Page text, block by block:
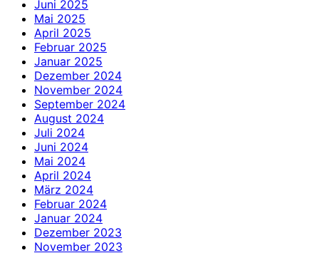
Juni 2025
Mai 2025
April 2025
Februar 2025
Januar 2025
Dezember 2024
November 2024
September 2024
August 2024
Juli 2024
Juni 2024
Mai 2024
April 2024
März 2024
Februar 2024
Januar 2024
Dezember 2023
November 2023